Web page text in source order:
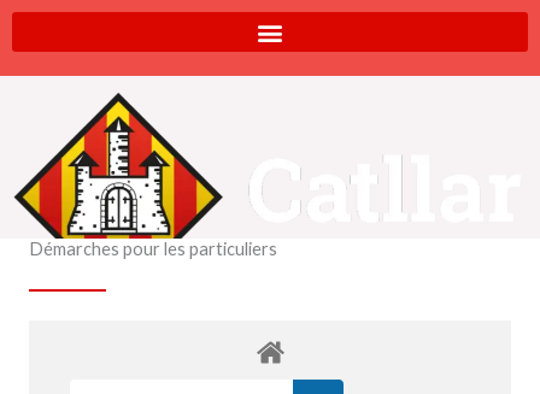
Aller
au
contenu
Démarches pour les particuliers